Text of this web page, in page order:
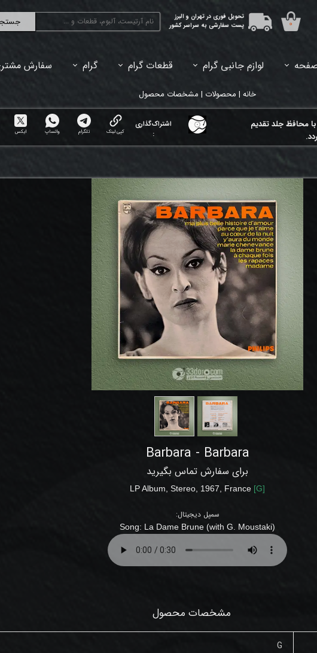
تحویل فوری در تهران و البرز
پست سفارشی به سراسر کشور
۰
لوازم جانبی گرام قطعات گرام گرام سفارش
خانه | محصولات | مشخصات محصول
محافظ جلد تقدیم
اشتراک‌گذاری
:
کپی لینک تلگرام واتساپ ایکس
Barbara - Barbara
برای سفارش تماس بگیرید
LPAlbum, Stereo , 1967, France [G]
سمپل دیجیتال:
Song: La Dame Brune (with G. Moustaki)
مشخصات محصول
G